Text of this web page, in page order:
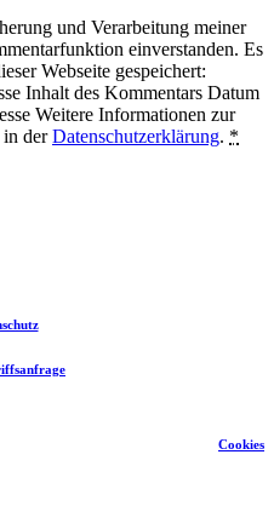
und Verarbeitung meiner
einverstanden. Es
Webseite gespeichert:
Inhalt des Kommentars Datum
Weitere Informationen zur
in derDatenschutzerklärung. *
Cookies